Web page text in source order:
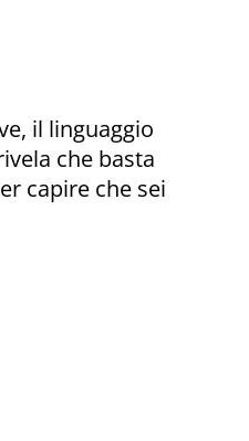
il linguaggio
che basta
capire che sei